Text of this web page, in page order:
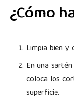
¿Cómo
Limpia bien y
En una
coloca los
superficie.